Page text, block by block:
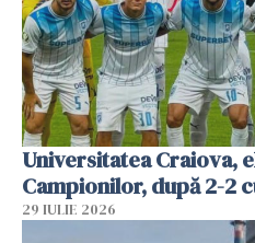
Universitatea Craiova,
Campionilor, după 2-2
29 IULIE 2026